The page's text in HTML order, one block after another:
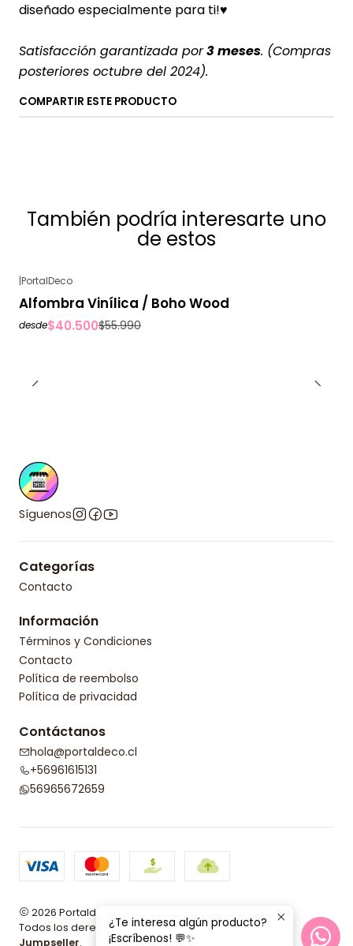
diseñado especialmente para ti!♥
Satisfacción garantizada por3 meses. (Compras
posteriores octubre del 2024).
COMPARTIR ESTE PRODUCTO
También podría interesarte uno
de estos
|PortalDeco
Alfombra Vinílica / Boho Wood
desde$40.500$55.990
Síguenos
Categorías
Contacto
Información
Términos y Condiciones
Contacto
Política de reembolso
Política de privacidad
Contáctanos
hola@portaldeco.cl
+56961615131
56965672659
2026 Portaldeco.
Todos los derechos reservados.Desarrollado por
Jumpseller.
¿Te interesa algún producto?
¡Escríbenos! 💬✨